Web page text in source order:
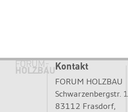
Kontakt
FORUM HOLZBAU
Schwarzenbergstr. 1
83112 Frasdorf,